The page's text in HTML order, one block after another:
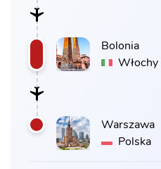
Bolonia
Włochy
Warszawa
Polska